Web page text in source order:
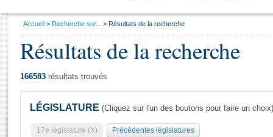
Général
Vous
Accueil Recherche sur... Résultats de la recherche
Résultats de la recherche
166583 résultats trouvés
LÉGISLATURE (Cliquez sur l'un des boutons pour faire un choix)
17e législature (X) Précédentes législatures